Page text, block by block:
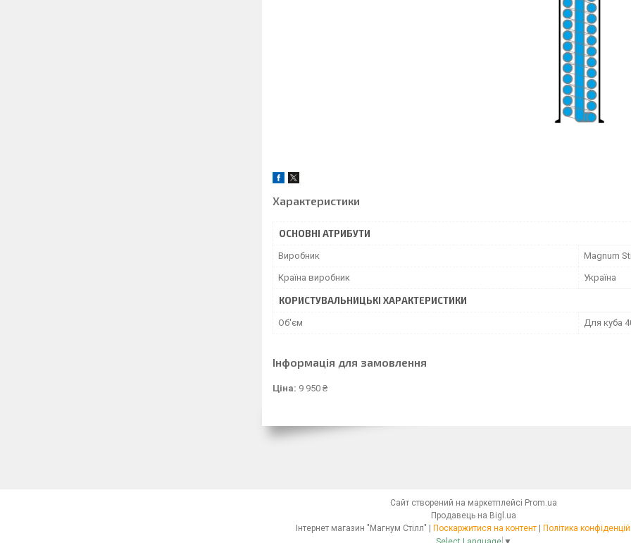
Характеристики
ОСНОВНІ АТРИБУТИ
Виробник Magnum
Країна виробник Україна
КОРИСТУВАЛЬНИЦЬКІ ХАРАКТЕРИСТИКИ
Об'єм Для куба
Інформація для замовлення
Ціна: 9 950 ₴
Сайт створений на маркетплейсі Prom.ua
Продавець на Bigl.ua
Інтернет магазин "Магнум Стілл" | Поскаржитися на контент | Політика